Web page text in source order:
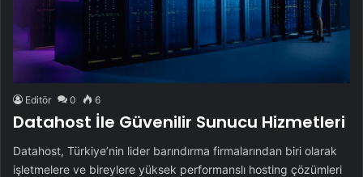
Editör 0 6
Datahost İle Güvenilir Sunucu Hizmetleri
Datahost, Türkiye’nin lider barındırma firmalarından biri olarak
işletmelere ve bireylere yüksek performanslı hosting çözümleri